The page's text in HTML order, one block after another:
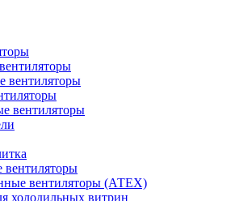
вентиляторы
вентиляторы
вентиляторы (АТЕХ)
холодильных витрин